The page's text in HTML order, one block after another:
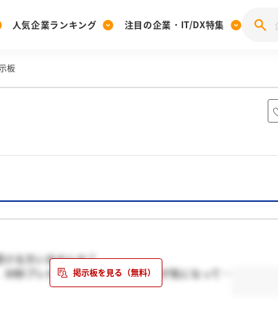
[27卒] 本選考体験記投稿キャンペーン
人気企業ランキング
る
注目の企業・IT/DX特集
業界・企業研究
板
ける方いませんか？
秒プレゼンテーションというのが気になって…